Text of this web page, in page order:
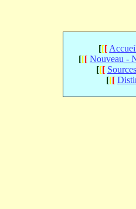
[[[
[[[ Nouveau -
[[[
[[[